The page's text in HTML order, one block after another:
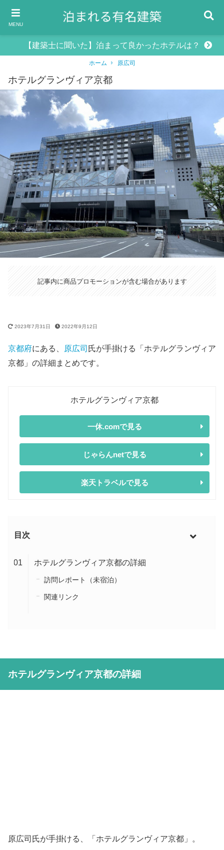
MENU
【建築士に聞いた】泊まって良かったホテルは？
ホーム 原広司
ホテルグランヴィア京都
2023年7月31日 2022年9月12日
記事内に商品プロモーションが含む場合があります
京都府にある、 原広司 氏が手掛ける「ホテルグランヴィア
京都」の詳細まとめです。
ホテルグランヴィア京都
一休.comで見る
じゃらんnetで見る
楽天トラベルで見る
目次
ホテルグランヴィア京都の詳細
訪問レポート（未宿泊）
関連リンク
ホテルグランヴィア京都の詳細
原広司氏が手掛ける、「ホテルグランヴィア京都」。